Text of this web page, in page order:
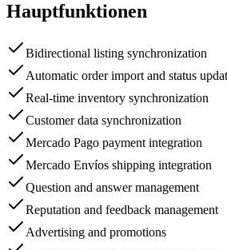
Hauptfunktionen
Bidirectional listing synchronization
Automatic order import and status
Real-time inventory synchronization
Customer data synchronization
Mercado Pago payment integration
Mercado Envíos shipping integration
Question and answer management
Reputation and feedback management
Advertising and promotions